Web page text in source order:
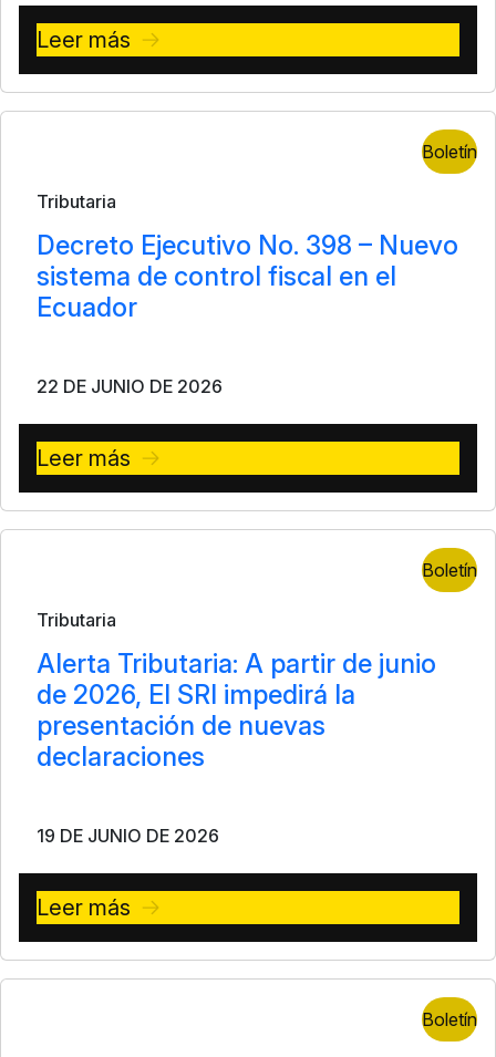
Leer más
Boletín
Tributaria
Decreto Ejecutivo No. 398 – Nuevo
sistema de control fiscal en el
Ecuador
22 DE JUNIO DE 2026
Leer más
Boletín
Tributaria
Alerta Tributaria: A partir de junio
de 2026, El SRI impedirá la
presentación de nuevas
declaraciones
19 DE JUNIO DE 2026
Leer más
Boletín